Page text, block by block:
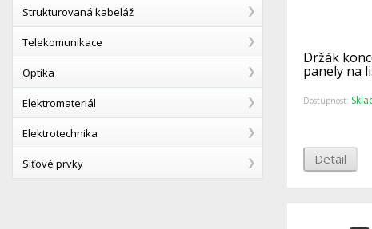
Strukturovaná kabeláž
Telekomunikace
Optika
Elektromateriál
Elektrotechnika
Síťové prvky
Držák
panely na
Dostupnost:
Detail